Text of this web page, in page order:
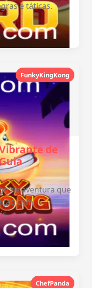
e táticas.
FunkyKingKong
de
de aventura que
com
ChefPanda